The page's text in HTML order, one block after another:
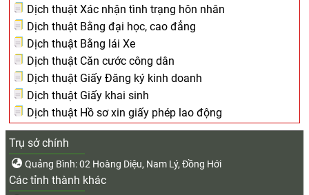
Dịch thuật Xác nhận tình trạng hôn nhân
Dịch thuật Bằng đại học, cao đẳng
Dịch thuật Bằng lái Xe
Dịch thuật Căn cước công dân
Dịch thuật Giấy Đăng ký kinh doanh
Dịch thuật Giấy khai sinh
Dịch thuật Hồ sơ xin giấy phép lao động
Trụ sở chính
Quảng Bình: 02 Hoàng Diệu, Nam Lý, Đồng Hới
Các tỉnh thành khác